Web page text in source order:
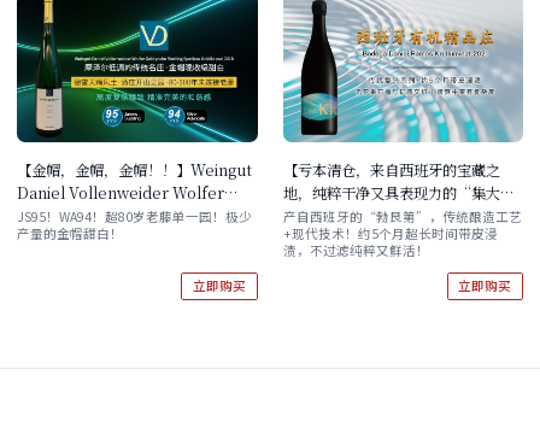
【金帽，金帽，金帽！！】Weingut
Daniel Vollenweider Wolfer
Goldgrube Riesling Spatlese
Goldkapsel 2018
JS95！WA94！超80岁老藤单一园！极少
产量的金帽甜白！
立即购买
【亏本清仓，来自西班牙的宝藏之
地，纯粹干净又具表现力的“集大成
者”】Bodega Daniel Ramos Kπ
Iluminat 单支/双支
产自西班牙的“勃艮第”，传统酿造工艺
+现代技术！约5个月超长时间带皮浸
渍，不过滤纯粹又鲜活！
立即购买